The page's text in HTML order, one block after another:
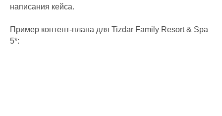
написания кейса.
Пример контент-плана для Tizdar Family Resort & Spa
5*: